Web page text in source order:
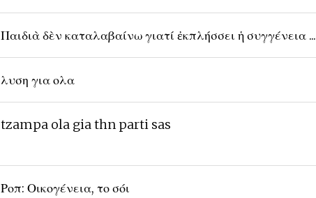
Παιδιὰ δὲν καταλαβαίνω γιατί ἐκπλήσσει ἡ συγγένεια ...
λυση για ολα
tzampa ola gia thn parti sas
Ροπ: Οικογένεια, το σόι